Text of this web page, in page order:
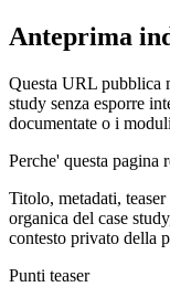
Anteprima
Questa URL pubblica
study senza esporre
documentate o i
Perche' questa pagina
Titolo, metadati,
organica del case
contesto privato della
Punti teaser